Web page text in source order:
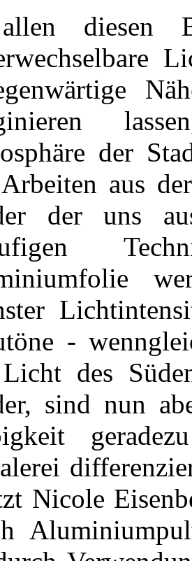
diesen
der
aus
der uns
-
des
sind nun
Nicole